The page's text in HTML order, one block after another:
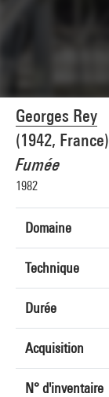
Georges Rey
(1942, France)
Fumée
1982
Domaine
Technique
Durée
Acquisition
N° d'inventaire